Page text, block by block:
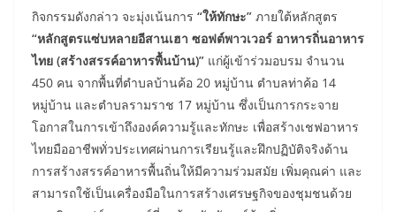
กิจกรรมดังกล่าว จะมุ่งเน้นการ “ให้ทักษะ” ภายใต้หลักสูตร
“หลักสูตรแซ่บหลายอีสานเฮา ซอฟต์พาวเวอร์ อาหารถิ่นอาหาร
ไทย (สร้างสรรค์อาหารพื้นบ้าน)” แก่ผู้เข้าร่วมอบรม จำนวน
450 คน จากพื้นที่ตำบลบ้านค้อ 20 หมู่บ้าน ตำบลท่าค้อ 14
หมู่บ้าน และตำบลรามราช 17 หมู่บ้าน ซึ่งเป็นการกระจาย
โอกาสในการเข้าถึงองค์ความรู้และทักษะ เพื่อสร้างเชฟอาหาร
ไทยมืออาชีพทั่วประเทศผ่านการเรียนรู้และฝึกปฏิบัติจริงด้าน
การสร้างสรรค์อาหารพื้นถิ่นให้มีความร่วมสมัย เพิ่มคุณค่า และ
สามารถใช้เป็นเครื่องมือในการสร้างเศรษฐกิจของชุมชนด้วย